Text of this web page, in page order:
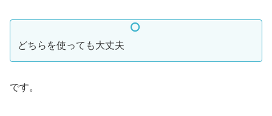
どちらを使っても大丈夫
です。